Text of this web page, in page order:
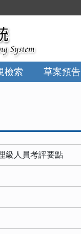
檢索 草案預告
級人員考評要點